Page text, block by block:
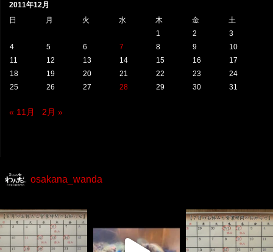
ー
2011年12月
日
月 火 水 木 金
土
1
2
3
4
5 6 7 8 9
10
11
12 13 14 15 16
17
18
19 20 21 22 23
24
25
26 27 28 29 30 31
« 11月 2月 »
osakana_wanda